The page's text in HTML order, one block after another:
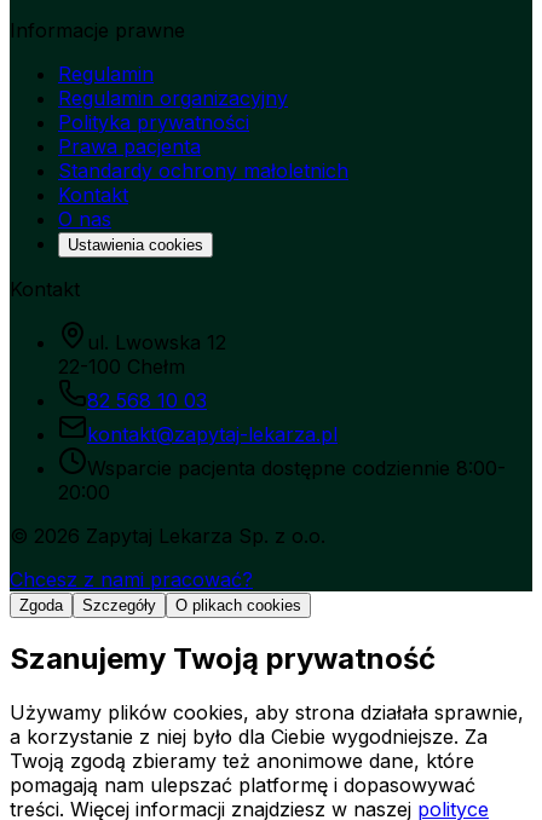
Informacje prawne
Regulamin
Regulamin organizacyjny
Polityka prywatności
Prawa pacjenta
Standardy ochrony małoletnich
Kontakt
O nas
Ustawienia cookies
Kontakt
ul. Lwowska 12
22-100 Chełm
82 568 10 03
kontakt@zapytaj-lekarza.pl
Wsparcie pacjenta dostępne codziennie 8:00-
20:00
© 2026 Zapytaj Lekarza Sp. z o.o.
Chcesz z nami pracować?
Zgoda Szczegóły O plikach cookies
Szanujemy Twoją prywatność
Używamy plików cookies, aby strona działała sprawnie,
a korzystanie z niej było dla Ciebie wygodniejsze. Za
Twoją zgodą zbieramy też anonimowe dane, które
pomagają nam ulepszać platformę i dopasowywać
treści. Więcej informacji znajdziesz w naszej polityce